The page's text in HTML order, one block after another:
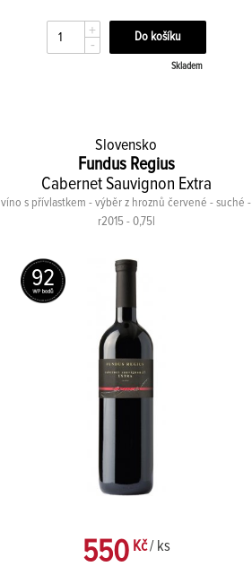
+
-
Skladem
Slovensko
Fundus Regius
Cabernet Sauvignon Extra
víno s přívlastkem - výběr z hroznů červené - suché -
r2015 - 0,75l
92
550Kč/ ks